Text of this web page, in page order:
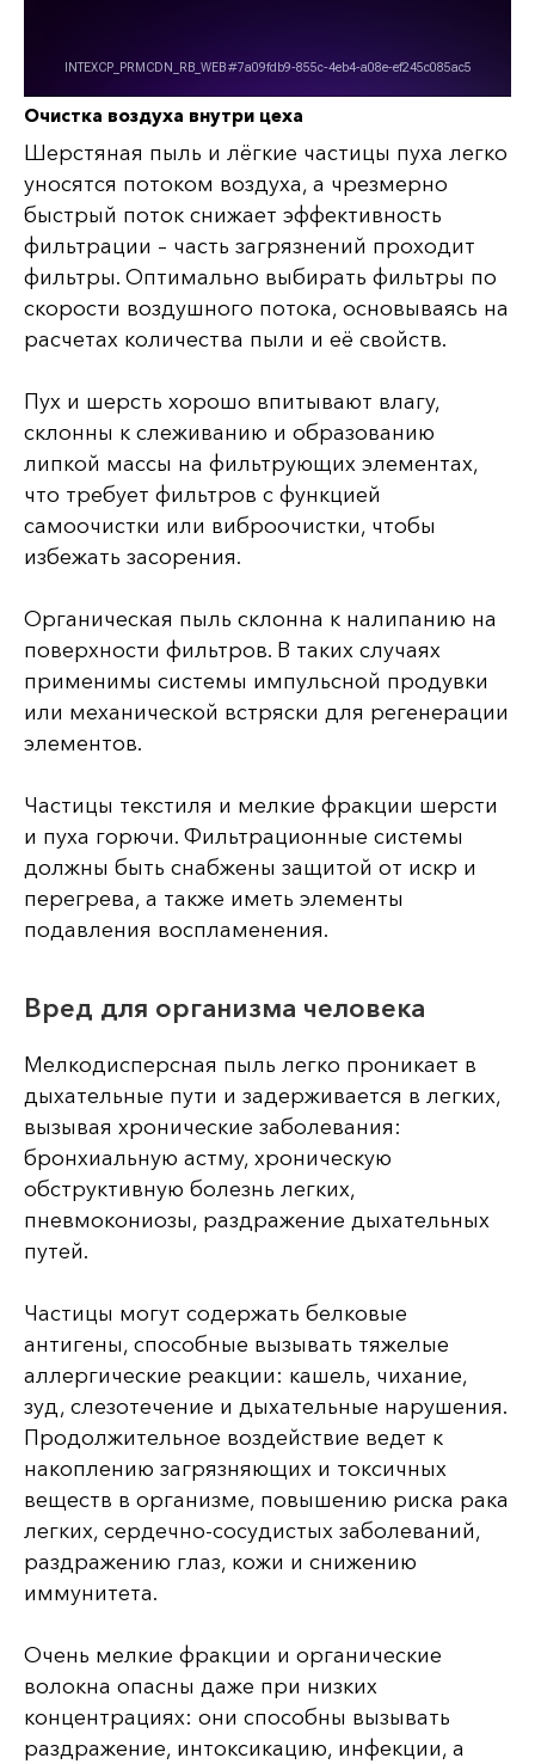
Очистка воздуха внутри цеха
Шерстяная пыль и лёгкие частицы пуха легко
уносятся потоком воздуха, а чрезмерно
быстрый поток снижает эффективность
фильтрации – часть загрязнений проходит
фильтры. Оптимально выбирать фильтры по
скорости воздушного потока, основываясь на
расчетах количества пыли и её свойств.
Пух и шерсть хорошо впитывают влагу,
склонны к слеживанию и образованию
липкой массы на фильтрующих элементах,
что требует фильтров с функцией
самоочистки или виброочистки, чтобы
избежать засорения.
Органическая пыль склонна к налипанию на
поверхности фильтров. В таких случаях
применимы системы импульсной продувки
или механической встряски для регенерации
элементов.
Частицы текстиля и мелкие фракции шерсти
и пуха горючи. Фильтрационные системы
должны быть снабжены защитой от искр и
перегрева, а также иметь элементы
подавления воспламенения.
Вред для организма человека
Мелкодисперсная пыль легко проникает в
дыхательные пути и задерживается в легких,
вызывая хронические заболевания:
бронхиальную астму, хроническую
обструктивную болезнь легких,
пневмокониозы, раздражение дыхательных
путей.
Частицы могут содержать белковые
антигены, способные вызывать тяжелые
аллергические реакции: кашель, чихание,
зуд, слезотечение и дыхательные нарушения.
Продолжительное воздействие ведет к
накоплению загрязняющих и токсичных
веществ в организме, повышению риска рака
легких, сердечно-сосудистых заболеваний,
раздражению глаз, кожи и снижению
иммунитета.
Очень мелкие фракции и органические
волокна опасны даже при низких
концентрациях: они способны вызывать
раздражение, интоксикацию, инфекции, а